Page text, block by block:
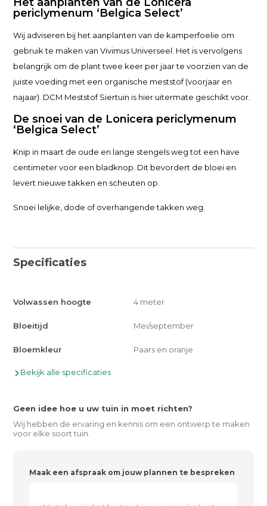
periclymenum ‘Belgica Select’
Wij adviseren bij het aanplanten van de kamperfoelie om
gebruik te maken van Vivimus Universeel. Het is vervolgens
belangrijk om de plant twee keer per jaar te voorzien van de
juiste voeding met een organische meststof (voorjaar en
najaar). DCM Meststof Siertuin is hier uitermate geschikt voor.
De snoei van de Lonicera periclymenum
‘Belgica Select’
Knip in maart de oude en lange stengels weg tot een have
centimeter voor een bladknop. Dit bevordert de bloei en
levert nieuwe takken en scheuten op.
Snoei lelijke, dode of overhangende takken weg.
Specificaties
Volwassen hoogte 4 meter
Bloeitijd Mei/september
Bloemkleur Paars en oranje
Bekijk alle specificaties
Geen idee hoe u uw tuin in moet richten?
Wij hebben de ervaring en kennis om een ontwerp te maken
voor elke soort tuin.
Maak een afspraak om jouw plannen te bespreken